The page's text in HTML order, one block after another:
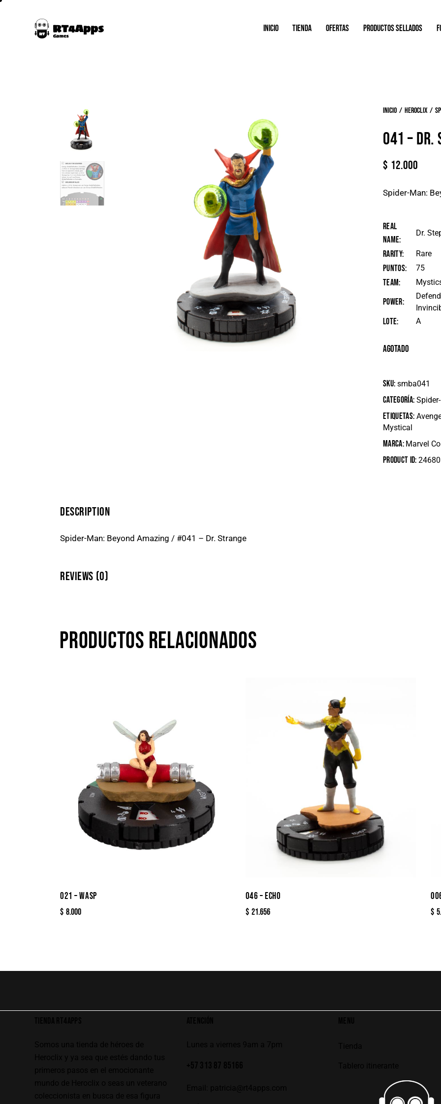
INICIO TIENDA OFERTAS PRODUCTOS SELLADOS
Inicio Heroclix
041 – DR.
$ 12.000
Spider-Man:
Real
Name
Dr.
Rarity Rare
Puntos 75
Team
Power
Lote A
Agotado
SKU: smba041
Categoría:
Etiquetas:
Mystical
Marca: Marvel
Product ID:24680
DESCRIPTION
Spider-Man: Beyond Amazing / #041 – Dr. Strange
REVIEWS (0)
PRODUCTOS RELACIONADOS
021 – WASP
$ 8.000
046 – ECHO
$ 21.656 $